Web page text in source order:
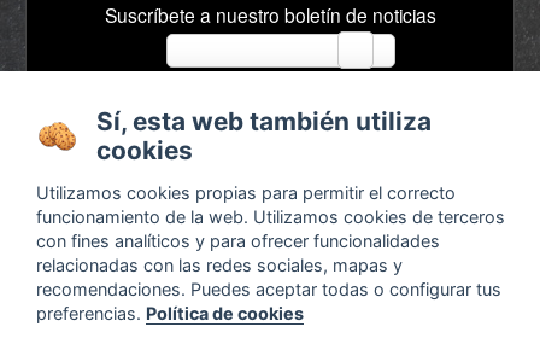
Suscríbete a nuestro boletín de noticias
Acerca de
condiciones
Configurar cookies
Agenda
Anuncios / Empleo
Bibliografía
Sí, esta web también utiliza
cookies
Utilizamos cookies propias para permitir el correcto
funcionamiento de la web. Utilizamos cookies de terceros
con fines analíticos y para ofrecer funcionalidades
relacionadas con las redes sociales, mapas y
recomendaciones. Puedes aceptar todas o configurar tus
preferencias. Política de cookies